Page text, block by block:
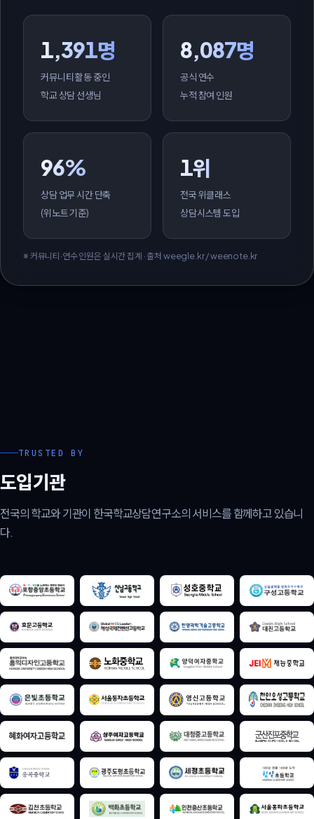
1,391명
커뮤니티 활동 중인
학교 상담 선생님
8,087명
공식 연수
누적 참여 인원
96%
상담 업무 시간 단축
(위노트 기준)
1위
전국 위클래스
상담시스템 도입
※ 커뮤니티·연수 인원은 실시간 집계 · 출처 weegle.kr / weenote.kr
TRUSTED BY
도입기관
전국의 학교와 기관이 한국학교상담연구소의 서비스를 함께하고 있습니
다.